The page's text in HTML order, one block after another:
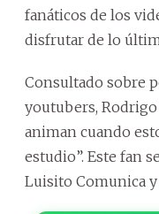
fanáticos de los
disfrutar de lo
Consultado sobre
youtubers, Rodrigo
animan cuando
estudio”. Este fan
Luisito Comunica y